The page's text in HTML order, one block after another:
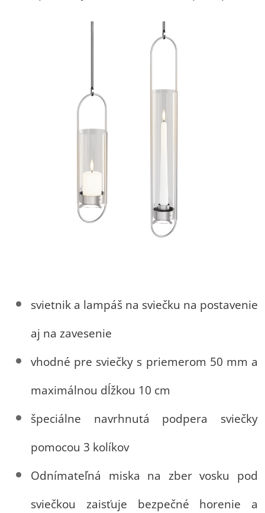
svietnik a lampáš na sviečku na postavenie
aj na zavesenie
vhodné pre sviečky s priemerom 50 mm a
maximálnou dĺžkou 10 cm
špeciálne navrhnutá podpera sviečky
pomocou 3 kolíkov
Odnímateľná miska na zber vosku pod
sviečkou zaisťuje bezpečné horenie a